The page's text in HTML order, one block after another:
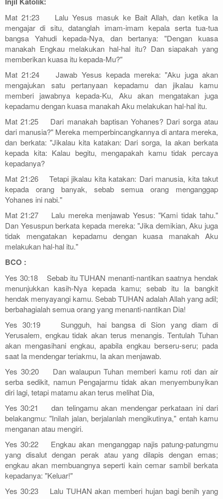
Mat 21:23 Lalu Yesus masuk ke Bait Allah, dan ketika Ia
mengajar di situ, datanglah imam-imam kepala serta tua-tua
bangsa Yahudi kepada-Nya, dan bertanya: "Dengan kuasa
manakah Engkau melakukan hal-hal itu? Dan siapakah yang
memberikan kuasa itu kepada-Mu?"
Mat 21:24 Jawab Yesus kepada mereka: "Aku juga akan
mengajukan satu pertanyaan kepadamu dan jikalau kamu
memberi jawabnya kepada-Ku, Aku akan mengatakan juga
kepadamu dengan kuasa manakah Aku melakukan hal-hal itu.
Mat 21:25 Dari manakah baptisan Yohanes? Dari sorga atau
dari manusia?" Mereka memperbincangkannya di antara mereka,
dan berkata: "Jikalau kita katakan: Dari sorga, Ia akan berkata
kepada kita: Kalau begitu, mengapakah kamu tidak percaya
kepadanya?
Mat 21:26 Tetapi jikalau kita katakan: Dari manusia, kita takut
kepada orang banyak, sebab semua orang menganggap
Yohanes ini nabi."
Mat 21:27 Lalu mereka menjawab Yesus: "Kami tidak tahu."
Dan Yesuspun berkata kepada mereka: "Jika demikian, Aku juga
tidak mengatakan kepadamu dengan kuasa manakah Aku
melakukan hal-hal itu."
BCO :
Yes 30:18 Sebab itu TUHAN menanti-nantikan saatnya hendak
menunjukkan kasih-Nya kepada kamu; sebab itu Ia bangkit
hendak menyayangi kamu. Sebab TUHAN adalah Allah yang adil;
berbahagialah semua orang yang menanti-nantikan Dia!
Yes 30:19 Sungguh, hai bangsa di Sion yang diam di
Yerusalem, engkau tidak akan terus menangis. Tentulah Tuhan
akan mengasihani engkau, apabila engkau berseru-seru; pada
saat Ia mendengar teriakmu, Ia akan menjawab.
Yes 30:20 Dan walaupun Tuhan memberi kamu roti dan air
serba sedikit, namun Pengajarmu tidak akan menyembunyikan
diri lagi, tetapi matamu akan terus melihat Dia,
Yes 30:21 dan telingamu akan mendengar perkataan ini dari
belakangmu: "Inilah jalan, berjalanlah mengikutinya," entah kamu
menganan atau mengiri.
Yes 30:22 Engkau akan menganggap najis patung-patungmu
yang disalut dengan perak atau yang dilapis dengan emas;
engkau akan membuangnya seperti kain cemar sambil berkata
kepadanya: "Keluar!"
Yes 30:23 Lalu TUHAN akan memberi hujan bagi benih yang